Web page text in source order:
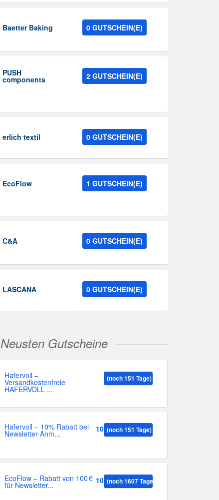
Baetter Baking 0 GUTSCHEIN(E)
PUSH
components 2 GUTSCHEIN(E)
erlich textil 0 GUTSCHEIN(E)
EcoFlow 1 GUTSCHEIN(E)
C&A 0 GUTSCHEIN(E)
LASCANA 0 GUTSCHEIN(E)
Neusten Gutscheine
Hafervoll –
Versandkostenfreie
HAFERVOLL ...
(noch 151 Tage)
Hafervoll – 10% Rabatt bei
Newsletter-Anm... (noch 151 Tage)
10%
EcoFlow – Rabatt von 100 €
für Newsletter... (noch 1607 Tage)
100